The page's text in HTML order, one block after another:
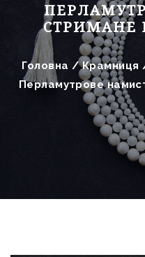
СТРИМАНЕ
Головна /Крамниця
Перламутрове